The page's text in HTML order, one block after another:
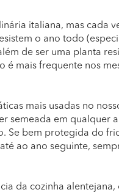
italiana, mas cada
o ano todo
de ser uma planta
é mais frequente nos
mais usadas no
semeada em qualquer
Se bem protegida do
ao ano seguinte,
da cozinha